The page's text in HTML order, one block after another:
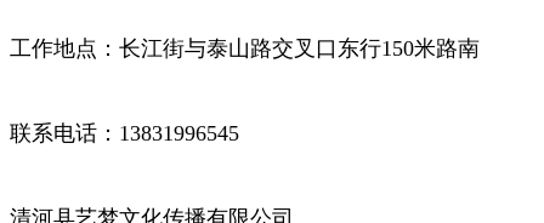
工作地点：长江街与泰山路交叉口东行150米路南
联系电话：13831996545